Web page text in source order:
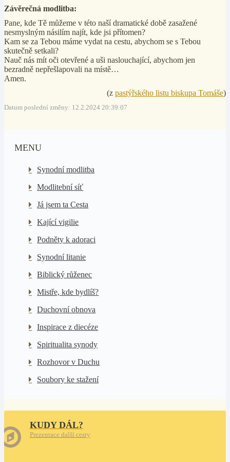
Závěrečná modlitba:
Pane, kde Tě můžeme v této naší dramatické době zasažené
nesmyslným násilím najít, kde jsi přítomen?
Kam se za Tebou máme vydat na cestu, abychom se s Tebou
skutečně setkali?
Nauč nás mít oči otevřené a uši naslouchající, abychom jen
bezradně nepřešlapovali na místě…
Amen.
(z pastýřského listu biskupa Tomáše)
Datum poslední změny: 12.2.2024 20:39:07
MENU
Synodní modlitba
Modlitební síť
Já jsem ta Cesta
Kající vigilie
Podněty k adoraci
Synodní litanie
Biblický růženec
Mistře, kde bydlíš?
Duchovní obnova
Inspirace z diecéze
Spiritualita synody
Rozhovor v Duchu
Soubory ke stažení
KUDY DÁL?
Prezentace další cesty